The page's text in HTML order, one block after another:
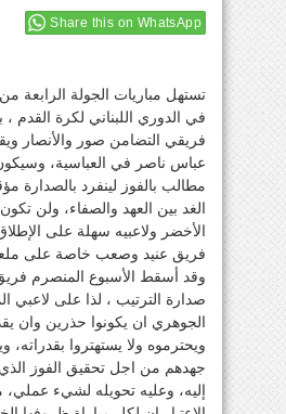
Share this on WhatsApp
تستهل مباريات الجولة الرابعة
في الدوري اللبناني لكرة القدم ،
فريقي التضامن صور والأنصار
عباس ناصر في العباسية،
مطالب بالفوز لينفرد بالصدارة
الغد بين العهد والصفاء، ولن
الأخضر ولاعبيه سهلة على
فريق عنيد وصعب خاصة على
وقد أسقط الأسبوع المنصرم
صدارة الترتيب ، لذا على
الجوهري ان يكونوا حذرين وان
ويحترموه ولا يستهتروا بقدراته،
جهدهم من اجل تحقيق الفوز
إليه، وعليه تحويله لشيء عملي،